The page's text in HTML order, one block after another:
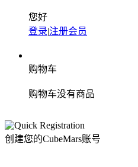
您好
登录|注册会员
购物车
购物车没有商品
创建您的CubeMars账号